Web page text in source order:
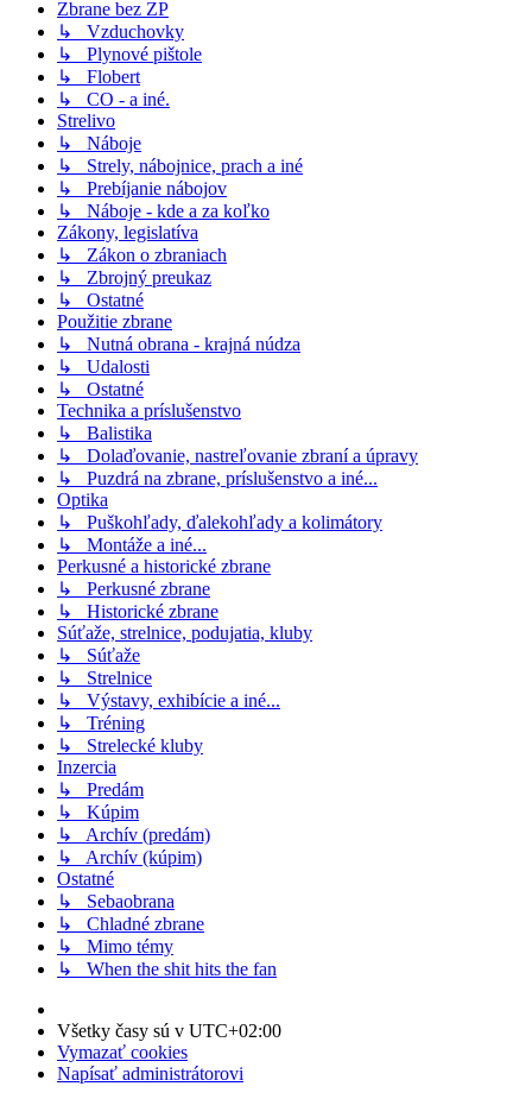
Zbrane bez ZP
↳ Vzduchovky
↳ Plynové pištole
↳ Flobert
↳ CO - a iné.
Strelivo
↳ Náboje
↳ Strely, nábojnice, prach a iné
↳ Prebíjanie nábojov
↳ Náboje - kde a za koľko
Zákony, legislatíva
↳ Zákon o zbraniach
↳ Zbrojný preukaz
↳ Ostatné
Použitie zbrane
↳ Nutná obrana - krajná núdza
↳ Udalosti
↳ Ostatné
Technika a príslušenstvo
↳ Balistika
↳ Dolaďovanie, nastreľovanie zbraní a úpravy
↳ Puzdrá na zbrane, príslušenstvo a iné...
Optika
↳ Puškohľady, ďalekohľady a kolimátory
↳ Montáže a iné...
Perkusné a historické zbrane
↳ Perkusné zbrane
↳ Historické zbrane
Súťaže, strelnice, podujatia, kluby
↳ Súťaže
↳ Strelnice
↳ Výstavy, exhibície a iné...
↳ Tréning
↳ Strelecké kluby
Inzercia
↳ Predám
↳ Kúpim
↳ Archív (predám)
↳ Archív (kúpim)
Ostatné
↳ Sebaobrana
↳ Chladné zbrane
↳ Mimo témy
↳ When the shit hits the fan
Všetky časy sú v UTC+02:00
Vymazať cookies
Napísať administrátorovi